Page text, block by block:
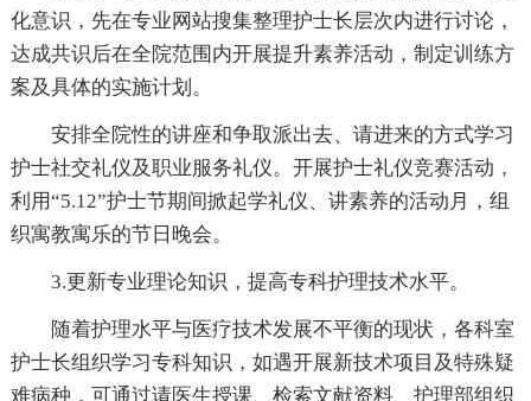
化意识，先在专业网站搜集整理护士长层次内进行讨论，
达成共识后在全院范围内开展提升素养活动，制定训练方
案及具体的实施计划。
安排全院性的讲座和争取派出去、请进来的方式学习
护士社交礼仪及职业服务礼仪。开展护士礼仪竞赛活动，
利用“5.12”护士节期间掀起学礼仪、讲素养的活动月，组
织寓教寓乐的节日晚会。
3.更新专业理论知识，提高专科护理技术水平。
随着护理水平与医疗技术发展不平衡的现状，各科室
护士长组织学习专科知识，如遇开展新技术项目及特殊疑
难病种，可通过请医生授课、检索文献资料、护理部组织